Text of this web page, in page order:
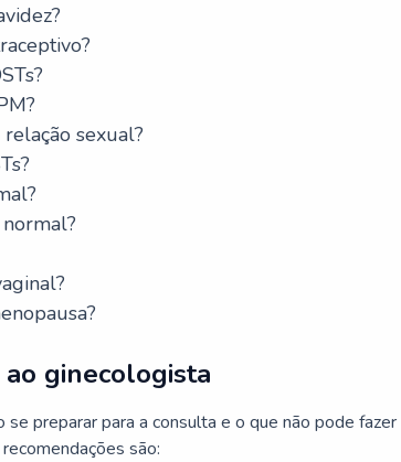
sexual?
ginecologista
preparar para a consulta e o que não pode fazer
são: